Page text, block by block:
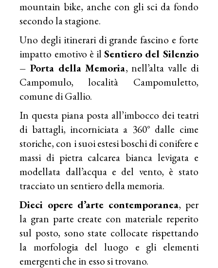
mountain bike, anche con gli sci da fondo
secondo la stagione.
Uno degli itinerari di grande fascino e forte
impatto emotivo è ilSentiero del Silenzio
– Porta della Memoria, nell’alta valle di
Campomulo, località Campomuletto,
comune di Gallio.
In questa piana posta all’imbocco dei teatri
di battagli, incorniciata a 360° dalle cime
storiche, con i suoi estesi boschi di conifere e
massi di pietra calcarea bianca levigata e
modellata dall’acqua e del vento, è stato
tracciato un sentiero della memoria.
Dieci opere d’arte contemporanea, per
la gran parte create con materiale reperito
sul posto, sono state collocate rispettando
la morfologia del luogo e gli elementi
emergenti che in esso si trovano.